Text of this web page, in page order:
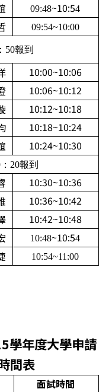
09:48~10:54
09:54~10:00
50報到
10:00~10:06
10:06~10:12
10:12~10:18
10:18~10:24
10:24~10:30
20報到
10:30~10:36
10:36~10:42
10:42~10:48
10:48~10:54
10:54~11:00
學年度大學申請
間表
面試時間